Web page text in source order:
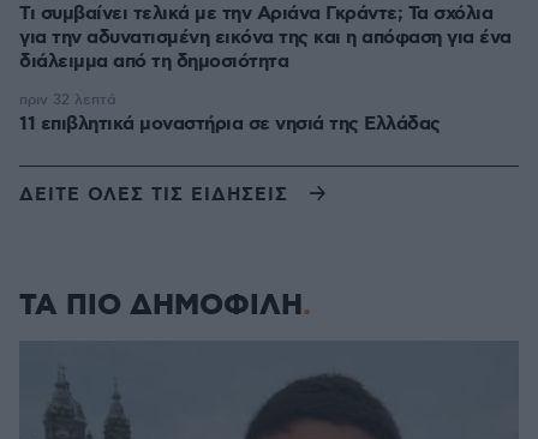
Τι συμβαίνει τελικά με την Αριάνα Γκράντε; Τα σχόλια
για την αδυνατισμένη εικόνα της και η απόφαση για ένα
διάλειμμα από τη δημοσιότητα
11 επιβλητικά μοναστήρια σε νησιά της Ελλάδας
πριν 32 λεπτά
ΔΕΙΤΕ ΟΛΕΣ ΤΙΣ ΕΙΔΗΣΕΙΣ
ΤΑ ΠΙΟ ΔΗΜΟΦΙΛΗ